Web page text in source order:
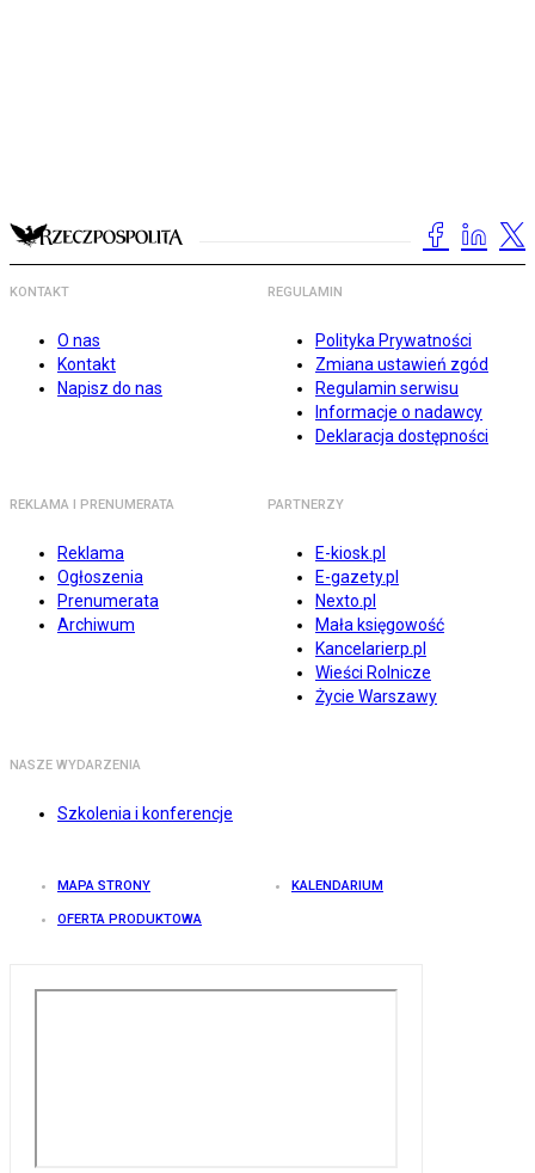
KONTAKT
O nas
Kontakt
Napisz do nas
REGULAMIN
Polityka Prywatności
Zmiana ustawień zgód
Regulamin serwisu
Informacje o nadawcy
Deklaracja dostępności
REKLAMA I PRENUMERATA
Reklama
Ogłoszenia
Prenumerata
Archiwum
PARTNERZY
E-kiosk.pl
E-gazety.pl
Nexto.pl
Mała księgowość
Kancelarierp.pl
Wieści Rolnicze
Życie Warszawy
NASZE WYDARZENIA
Szkolenia i konferencje
MAPA STRONY KALENDARIUM
OFERTA PRODUKTOWA